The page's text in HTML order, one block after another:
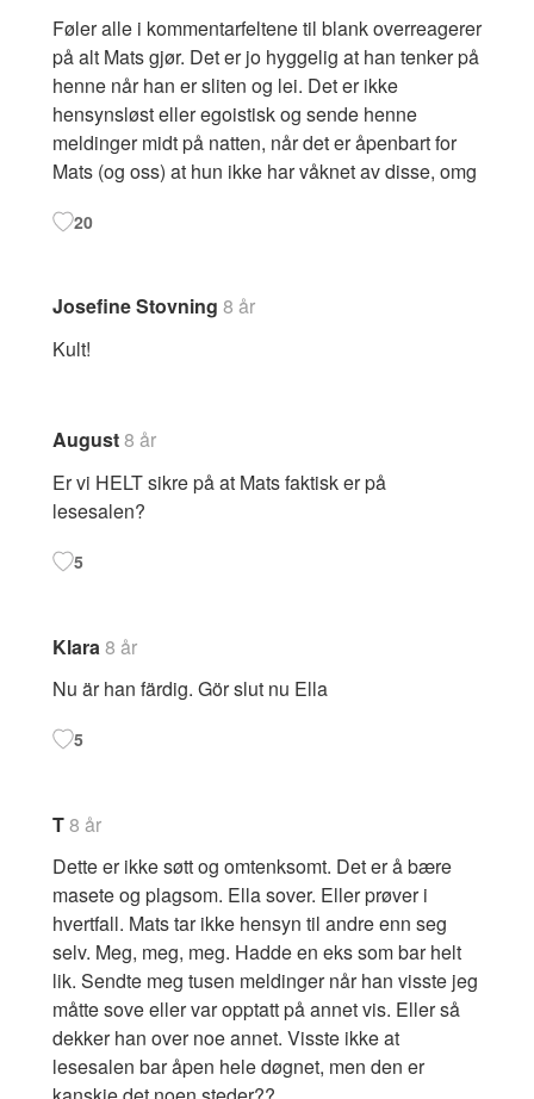
Føler alle i kommentarfeltene til blank overreagerer
på alt Mats gjør. Det er jo hyggelig at han tenker på
henne når han er sliten og lei. Det er ikke
hensynsløst eller egoistisk og sende henne
meldinger midt på natten, når det er åpenbart for
Mats (og oss) at hun ikke har våknet av disse, omg
20
Josefine Stovning 8 år
Kult!
August8 år
Er vi HELT sikre på at Mats faktisk er på
lesesalen?
5
Klara 8 år
Nu är han färdig. Gör slut nu Ella
5
T8 år
Dette er ikke søtt og omtenksomt. Det er å bære
masete og plagsom. Ella sover. Eller prøver i
hvertfall. Mats tar ikke hensyn til andre enn seg
selv. Meg, meg, meg. Hadde en eks som bar helt
lik. Sendte meg tusen meldinger når han visste jeg
måtte sove eller var opptatt på annet vis. Eller så
dekker han over noe annet. Visste ikke at
lesesalen bar åpen hele døgnet, men den er